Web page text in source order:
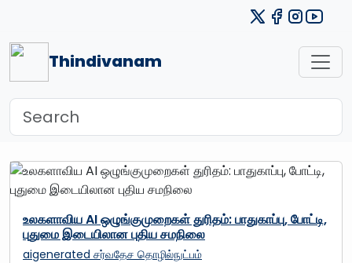
Thindivanam
உலகளாவிய AI ஒழுங்குமுறைகள் துரிதம்: பாதுகாப்பு, போட்டி,
புதுமை இடையிலான புதிய சமநிலை
aigenerated சர்வதேச தொழில்நுட்பம்